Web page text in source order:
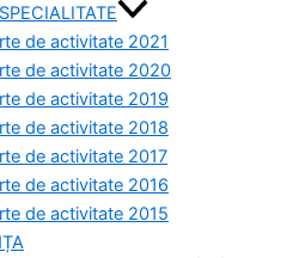
de activitate 2021
de activitate 2020
de activitate 2019
de activitate 2018
de activitate 2017
de activitate 2016
de activitate 2015